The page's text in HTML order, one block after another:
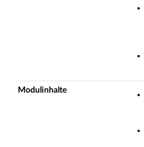
Modulinhalte